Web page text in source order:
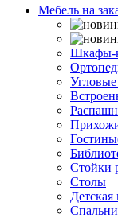
Мебель на
Шкафы-
Стойки
Столы
Детская
Спальни